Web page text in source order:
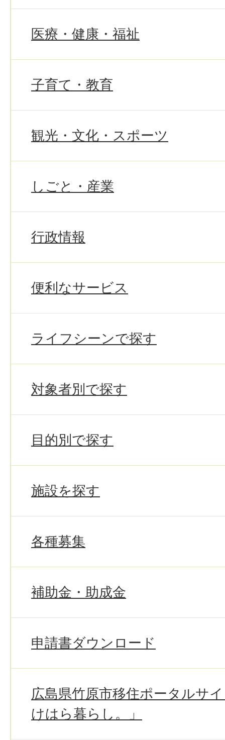
医療・健康・福祉
子育て・教育
観光・文化・スポーツ
しごと・産業
行政情報
便利なサービス
ライフシーンで探す
対象者別で探す
目的別で探す
施設を探す
各種募集
補助金・助成金
申請書ダウンロード
広島県竹原市移住ポータルサ
けはら暮らし。」